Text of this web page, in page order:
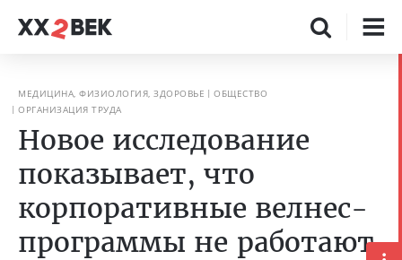
МЕДИЦИНА, ФИЗИОЛОГИЯ, ЗДОРОВЬЕ
ОБЩЕСТВО
ОРГАНИЗАЦИЯ ТРУДА
Новое исследование
показывает, что
корпоративные велнес-
программы не работают